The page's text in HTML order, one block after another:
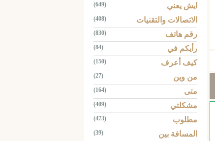
ايش يعني (649)
الاتصالات والتقنيات (408)
رقم هاتف (830)
رأيكم في (84)
كيف أعرف (150)
من وين (27)
متى (164)
مشكلتي (409)
مطلوب (473)
المسافة بين (39)